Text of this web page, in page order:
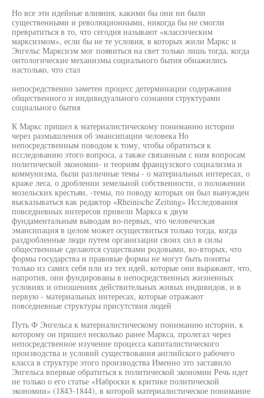
Но все эти идейные влияния, какими бы они ни были
существенными и революционными, никогда бы не смогли
превратиться в то, что сегодня называют «классическим
марксизмом», если бы не те условия, в которых жили Маркс и
Энгельс Марксизм мог появиться на свет только лишь тогда, когда
онтологические механизмы социального бытия обнажились
настолько, что стал
непосредственно заметен процесс детерминации содержания
общественного и индивидуального сознания структурами
социального бытия
К Маркс пришел к материалистическому пониманию истории
через размышления об эмансипации человека Но
непосредственным поводом к тому, чтобы обратиться к
исследованию этого вопроса, а также связанным с ним вопросам
политической экономии- и теориям французского социализма и
коммунизма, были различные темы - о материальных интересах, о
краже леса, о дроблении земельной собственности, о положении
мозельских крестьян, -темы, по поводу которых он был вынужден
высказываться как редактор «Rheinische Zeitung» Исследования
повседневных интересов привели Маркса к двум
фундаментальным выводам во-первых, что человеческая
эмансипация в целом может осуществиться только тогда, когда
раздробленные люди путем организации своих сил в силы
общественные сделаются существами родовыми, во-вторых, что
формы государства и правовые формы не могут быть поняты
только из самих себя или из тех идей, которые они выражают, что,
напротив, они фундированы в непосредственных жизненных
условиях и отношениях действительных живых индивидов, и в
первую - материальных интересах, которые отражают
повседневные структуры присутствия людей
Путь Ф Энгельса к материалистическому пониманию истории, к
которому он пришел несколько ранее Маркса, пролегал через
непосредственное изучение процесса капиталистического
производства и условий существования английского рабочего
класса в структуре этого производства Именно это заставило
Энгельса впервые обратиться к политической экономии Речь идет
не только о его статье «Наброски к критике политической
экономии» (1843-1844), в которой материалистическое понимание